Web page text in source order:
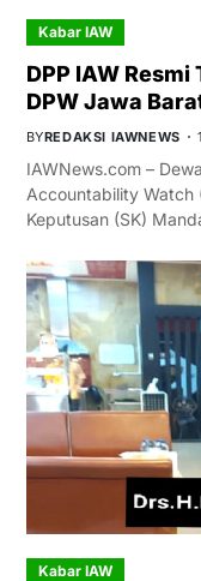
Kabar IAW
DPP IAW
DPW Jawa
BYREDAKSI IAWNEWS
IAWNews.com –
Accountability Watch
Keputusan (SK)
Kabar IAW